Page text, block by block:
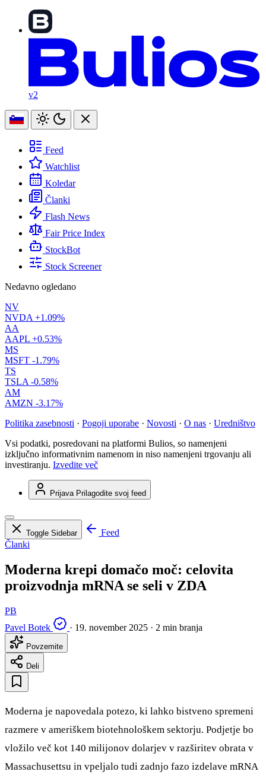
v2
Feed
Watchlist
Koledar
Članki
Flash News
Fair Price Index
StockBot
Stock Screener
Nedavno ogledano
NV
NVDA +1.09%
AA
AAPL +0.53%
MS
MSFT -1.79%
TS
TSLA -0.58%
AM
AMZN -3.17%
Politika zasebnosti · Pogoji uporabe · Novosti · O nas · Uredništvo
Vsi podatki, posredovani na platformi Bulios, so namenjeni
izključno informativnim namenom in niso namenjeni trgovanju ali
investiranju. Izvedite več
Prijava Prilagodite svoj feed
Toggle Sidebar
Feed
Članki
Moderna krepi domačo moč: celovita
proizvodnja mRNA se seli v ZDA
PB
Pavel Botek
· 19. november 2025 · 2 min branja
Povzemite
Deli
Moderna je napovedala potezo, ki lahko bistveno spremeni
razmere v ameriškem biotehnološkem sektorju. Podjetje bo
vložilo več kot 140 milijonov dolarjev v razširitev obrata v
Massachusettsu in vpeljalo tudi zadnjo fazo izdelave mRNA